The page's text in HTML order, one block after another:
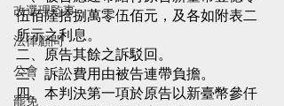
改選理監事
法律顧問
公會
罷免
伍佰陸拾捌萬零伍佰元，及各如附表二
所示之利息。
二、原告其餘之訴駁回。
三、訴訟費用由被告連帶負擔。
四、本判決第一項於原告以新臺幣參仟